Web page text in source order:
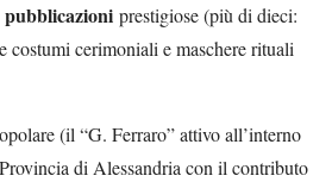
pubblicazioni prestigiose (più di dieci:
costumi cerimoniali e maschere rituali
(il “G. Ferraro” attivo all’interno
di Alessandria con il contributo